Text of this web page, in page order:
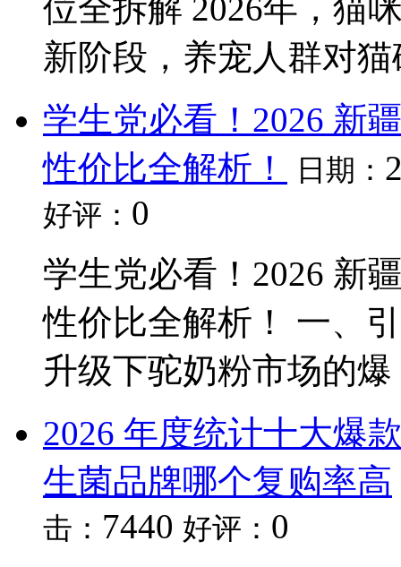
位全拆解 2026年，猫
新阶段，养宠人群对猫
学生党必看！2026 新
性价比全解析！
日期：
好评： 0
学生党必看！2026 新
性价比全解析！ 一、
升级下驼奶粉市场的爆
2026 年度统计十大爆
生菌品牌哪个复购率高
击： 7440 好评： 0